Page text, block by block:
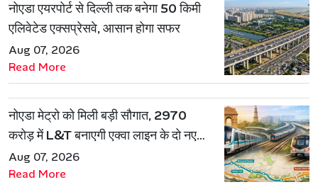
नोएडा एयरपोर्ट से दिल्ली तक बनेगा 50 किमी
एलिवेटेड एक्सप्रेसवे, आसान होगा सफर
Aug 07, 2026
Read More
नोएडा मेट्रो को मिली बड़ी सौगात, 2970
करोड़ में L&T बनाएगी एक्वा लाइन के दो नए
रूट
Aug 07, 2026
Read More